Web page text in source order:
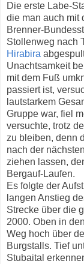
Die erste Labe-
die man auch mit
Brenner-
Stollenweg nach
Hirabira
Unachtsamkeit
mit dem Fuß
passiert ist,
lautstarkem
Gruppe war, fiel
versuchte, trotz
zu bleiben, denn
nach der
ziehen lassen,
Bergauf-Laufen.
Es folgte der
langen Anstieg
Strecke über die
2000. Oben in
Weg hoch über
Burgstalls. Tief
Stubaital